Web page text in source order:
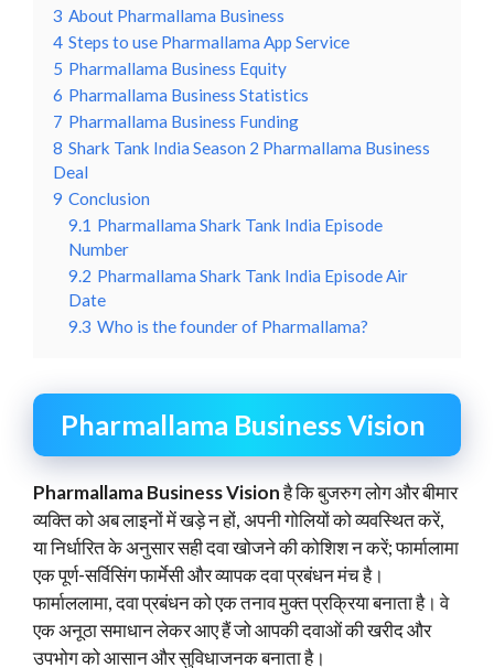
3 About Pharmallama Business
4 Steps to use Pharmallama App Service
5 Pharmallama Business Equity
6 Pharmallama Business Statistics
7 Pharmallama Business Funding
8 Shark Tank India Season 2 Pharmallama Business
Deal
9 Conclusion
9.1 Pharmallama Shark Tank India Episode
Number
9.2 Pharmallama Shark Tank India Episode Air
Date
9.3 Who is the founder of Pharmallama?
Pharmallama Business Vision
Pharmallama Business Visionहै कि बुजरुग लोग और बीमार
व्यक्ति को अब लाइनों में खड़े न हों, अपनी गोलियों को व्यवस्थित करें,
या निर्धारित के अनुसार सही दवा खोजने की कोशिश न करें; फार्मालामा
एक पूर्ण-सर्विसिंग फार्मेसी और व्यापक दवा प्रबंधन मंच है।
फार्माललामा, दवा प्रबंधन को एक तनाव मुक्त प्रक्रिया बनाता है। वे
एक अनूठा समाधान लेकर आए हैं जो आपकी दवाओं की खरीद और
उपभोग को आसान और सुविधाजनक बनाता है।